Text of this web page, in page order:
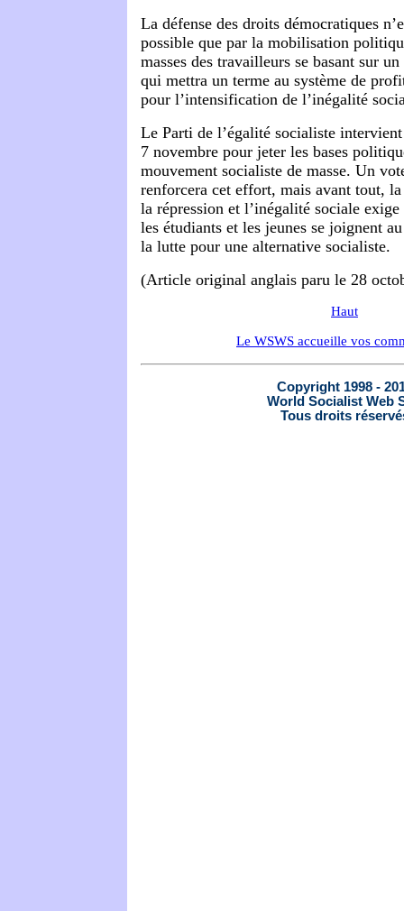
La défense des droits démocratiques
possible que par la mobilisation
masses des travailleurs se basant sur
qui mettra un terme au système de
pour l’intensification de l’inégalité
Le Parti de l’égalité socialiste
7 novembre pour jeter les bases
mouvement socialiste de masse. Un
renforcera cet effort, mais avant tout,
la répression et l’inégalité sociale
les étudiants et les jeunes se joignent
la lutte pour une alternative socialiste.
(Article original anglais paru le 28
Haut
Le WSWS accueille vos
Copyright 1998 -
World Socialist Web
Tous droits